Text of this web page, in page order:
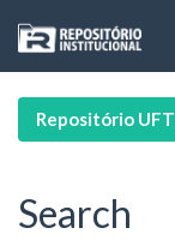
navigation
Repositório UFT
Search